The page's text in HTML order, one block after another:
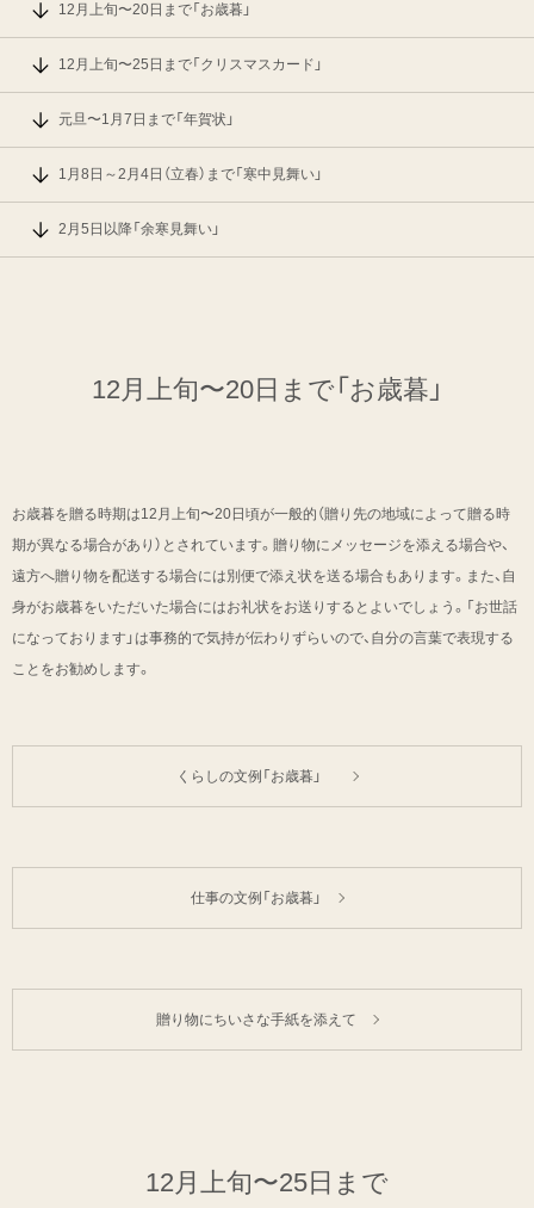
12月上旬〜20日まで「お歳暮」
12月上旬〜25日まで「クリスマスカード」
元旦〜1月7日まで「年賀状」
1月8日～2月4日（立春）まで「寒中見舞い」
2月5日以降「余寒見舞い」
12月上旬〜20日まで「お歳暮」
お歳暮を贈る時期は12月上旬〜20日頃が一般的（贈り先の地域によって贈る時
期が異なる場合があり）とされています。贈り物にメッセージを添える場合や、
遠方へ贈り物を配送する場合には別便で添え状を送る場合もあります。また、自
身がお歳暮をいただいた場合にはお礼状をお送りするとよいでしょう。「お世話
になっております」は事務的で気持が伝わりずらいので、自分の言葉で表現する
ことをお勧めします。
くらしの文例「お歳暮」
仕事の文例「お歳暮」
贈り物にちいさな手紙を添えて
12月上旬〜25日まで